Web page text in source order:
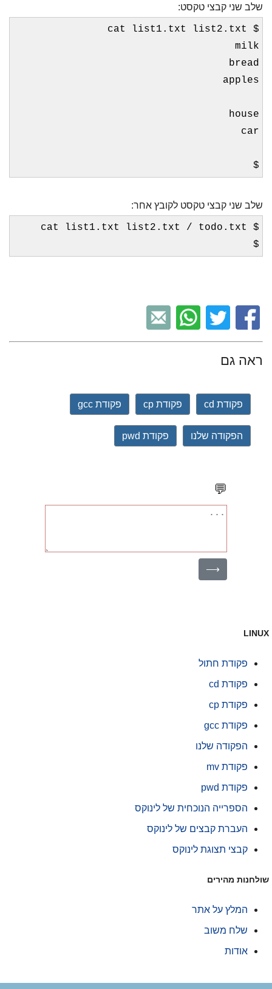
שלב שני קבצי טקסט:
$ cat list1.txt list2.txt
milk
bread
apples
house
car
שלב שני קבצי טקסט לקובץ אחר:
$ cat list1.txt list2.txt / todo.txt
ראה גם
פקודת cd פקודת cp פקודת gcc
הפקודה שלנו פקודת pwd
💬
⟶
פקודת חתול
פקודת cd
פקודת cp
פקודת gcc
הפקודה שלנו
פקודת mv
פקודת pwd
הספרייה הנוכחית של לינוקס
העברת קבצים של לינוקס
קבצי תצוגת לינוקס
מהירים
המלץ על אתר
שלח משוב
אודות